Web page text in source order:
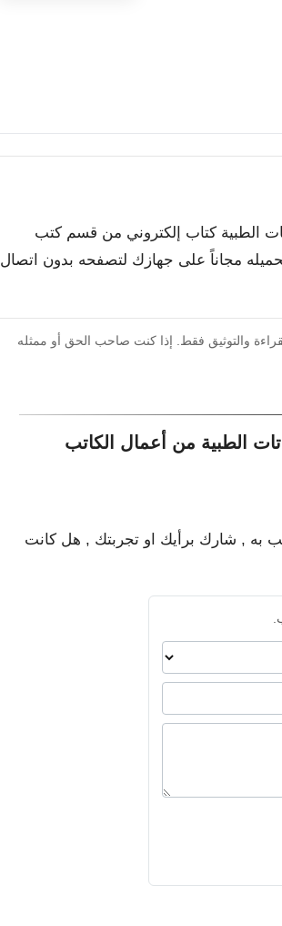
الطبية كتاب إلكتروني من قسم كتب
مجاناً على جهازك لتصفحه بدون اتصال
والتوثيق فقط. إذا كنت صاحب الحق أو ممثله
الطبية من أعمال الكاتب
به , شارك برأيك او تجربتك , هل كانت